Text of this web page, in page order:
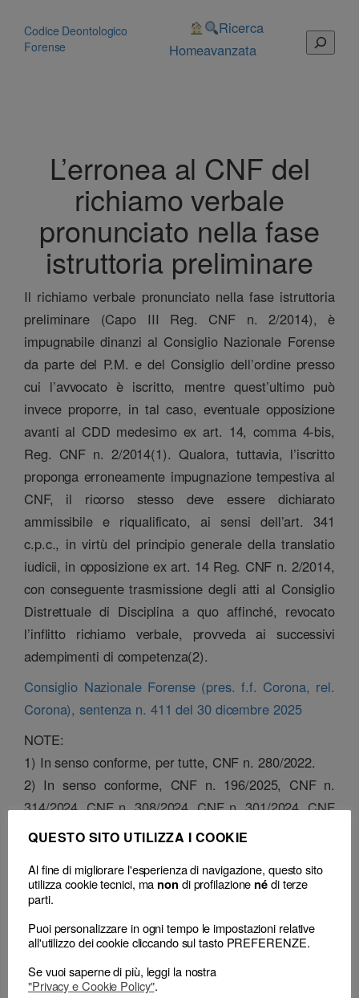
contenuto
Codice Deontologico
Forense
Home
Ricerca
avanzata
Cerca
L’erronea al CNF del
richiamo verbale
pronunciato nella fase
istruttoria preliminare
Il richiamo verbale pronunciato nella fase istruttoria
preliminare (Capo III Reg. CNF n. 2/2014), è
impugnabile dinanzi al Consiglio Nazionale Forense
da parte del P.M. e del Consiglio dell’ordine presso
cui l’avvocato è iscritto, mentre quest’ultimo può
invece proporre, in tal caso, eventuale opposizione
avanti al CDD medesimo ex art. 14, comma 4-bis,
Reg. CNF n. 2/2014(1). Qualora, tuttavia, l’iscritto
proponga erroneamente impugnazione tempestiva al
CNF, il ricorso stesso deve essere dichiarato
ammissibile e riqualificato, ai sensi dell’art. 341
c.p.c., in virtù del principio generale della translatio
iudicii, in opposizione ex art. 14 Reg. CNF n. 2/2014,
con conseguente trasmissione degli atti al Consiglio
Distrettuale di Disciplina a quo affinché, revocato
l’inflitto richiamo verbale, provveda ai successivi
adempimenti di competenza(2).
Consiglio Nazionale Forense (pres. f.f. Corona, rel.
Corona), sentenza n. 411 del 30 dicembre 2025
NOTE:
1) In senso conforme, per tutte, CNF n. 280/2022.
2) In senso conforme, CNF n. 196/2025, CNF n.
314/2024, CNF n. 308/2024, CNF n. 301/2024, CNF
n. 281/2024.
Classificazione
– Decisione:Consiglio Nazionale Forense, sentenza n. 411 del 30
Dicembre 2025
QUESTO SITO UTILIZZA I COOKIE
Al fine di migliorare l'esperienza di navigazione, questo sito
utilizza cookie tecnici, ma non di profilazione nédi terze
parti.
Puoi personalizzare in ogni tempo le impostazioni relative
all'utilizzo dei cookie cliccando sul tasto PREFERENZE.
Se vuoi saperne di più, leggi la nostra
"Privacy e Cookie Policy".